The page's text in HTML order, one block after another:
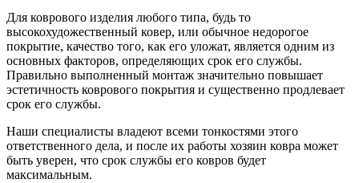
Для коврового изделия любого типа, будь то
высокохудожественный ковер, или обычное недорогое
покрытие, качество того, как его уложат, является одним из
основных факторов, определяющих срок его службы.
Правильно выполненный монтаж значительно повышает
эстетичность коврового покрытия и существенно продлевает
срок его службы.
Наши специалисты владеют всеми тонкостями этого
ответственного дела, и после их работы хозяин ковра может
быть уверен, что срок службы его ковров будет
максимальным.